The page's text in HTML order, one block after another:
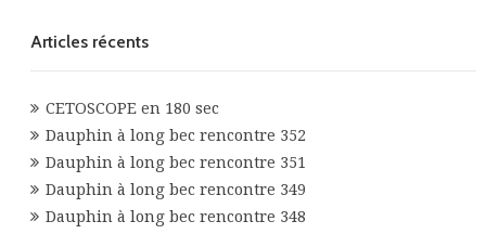
Articles récents
CETOSCOPE en 180 sec
Dauphin à long bec rencontre 352
Dauphin à long bec rencontre 351
Dauphin à long bec rencontre 349
Dauphin à long bec rencontre 348